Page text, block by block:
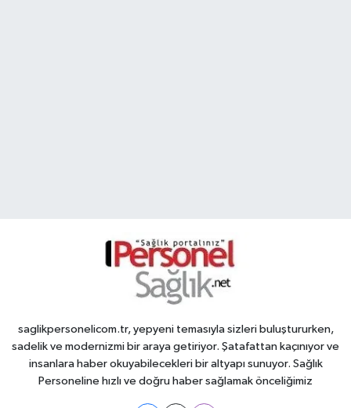
saglikpersonelicom.tr, yepyeni temasıyla sizleri buluştururken,
sadelik ve modernizmi bir araya getiriyor. Şatafattan kaçınıyor ve
insanlara haber okuyabilecekleri bir altyapı sunuyor. Sağlık
Personeline hızlı ve doğru haber sağlamak önceliğimiz